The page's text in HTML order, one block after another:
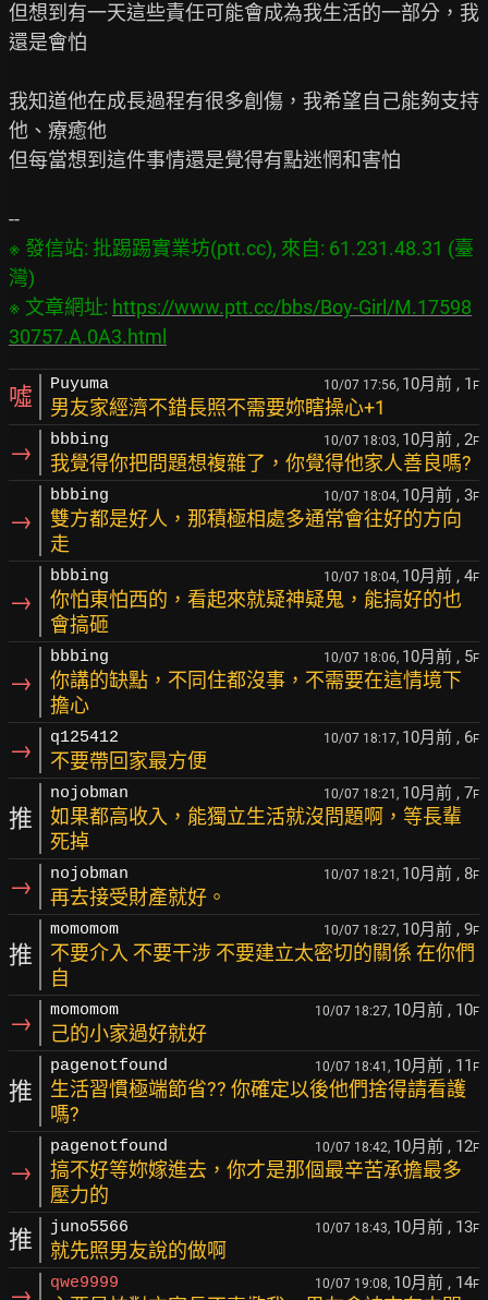
但想到有一天這些責任可能會成為我生活的一部分，我
還是會怕
我知道他在成長過程有很多創傷，我希望自己能夠支持
他、療癒他
但每當想到這件事情還是覺得有點迷惘和害怕
※ 發信站: 批踢踢實業坊(ptt.cc), 來自: 61.231.48.31 (臺
灣)
※ 文章網址: https://www.ptt.cc/bbs/Boy-Girl/M.17598
30757.A.0A3.html
噓 Puyuma 10/07 17:56, 10月前 , 1 F
男友家經濟不錯長照不需要妳瞎操心+1
→ bbbing 10/07 18:03, 10月前 , 2F
我覺得你把問題想複雜了，你覺得他家人善良嗎?
→
bbbing 10/07 18:04, 10月前 , 3F
雙方都是好人，那積極相處多通常會往好的方向
走
→
bbbing 10/07 18:04, 10月前 , 4F
你怕東怕西的，看起來就疑神疑鬼，能搞好的也
會搞砸
→
bbbing 10/07 18:06, 10月前 , 5F
你講的缺點，不同住都沒事，不需要在這情境下
擔心
→ q125412 10/07 18:17, 10月前 , 6F
不要帶回家最方便
推
nojobman 10/07 18:21, 10月前 , 7F
如果都高收入，能獨立生活就沒問題啊，等長輩
死掉
→ nojobman 10/07 18:21, 10月前 , 8F
再去接受財產就好。
推
momomom 10/07 18:27, 10月前 , 9F
不要介入 不要干涉 不要建立太密切的關係 在你們
自
→ momomom 10/07 18:27, 10月前 , 10F
己的小家過好就好
推
pagenotfound 10/07 18:41, 10月前 , 11 F
生活習慣極端節省?? 你確定以後他們捨得請看護
嗎?
→
pagenotfound 10/07 18:42, 10月前 , 12F
搞不好等妳嫁進去，你才是那個最辛苦承擔最多
壓力的
推 juno5566 10/07 18:43, 10月前 , 13F
就先照男友說的做啊
qwe9999 10/07 19:08, 10月前 , 14F